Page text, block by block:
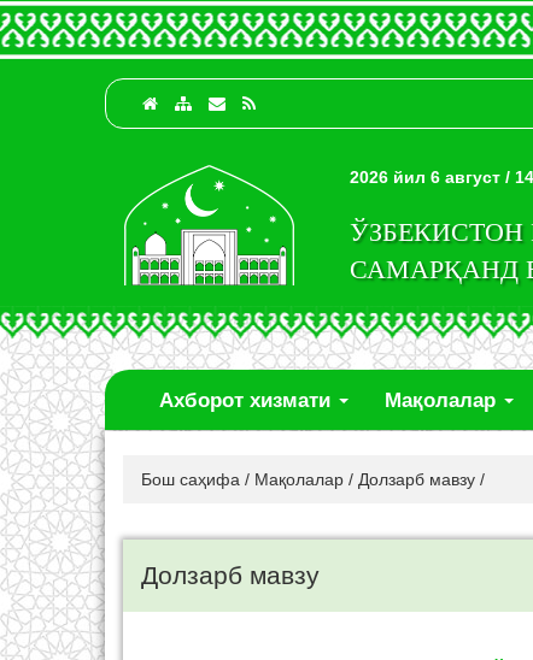
2026 йил 6 август /
САМАРҚАНД
Ахборот хизмати Мақолалар
Бош саҳифа / Мақолалар / Долзарб мавзу /
Долзарб мавзу